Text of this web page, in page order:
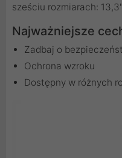
sześciu rozmiarach:
Najważniejsze
Zadbaj o
Ochrona wzroku
Dostępny w różnych